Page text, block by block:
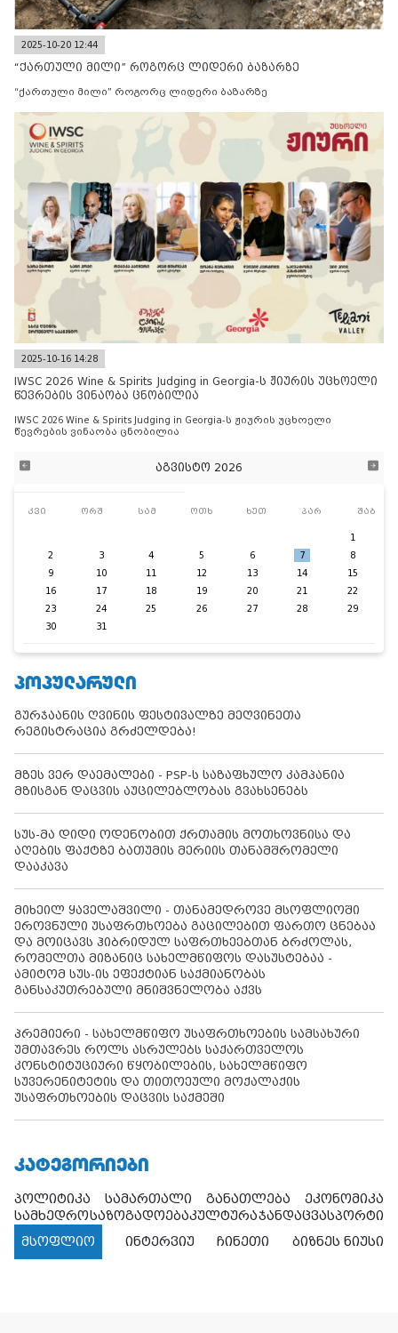
2025-10-20 12:44
“ქართული მილი” როგორც ლიდერი ბაზარზე
“ქართული მილი” როგორც ლიდერი ბაზარზე
2025-10-16 14:28
IWSC 2026 Wine & Spirits Judging in Georgia-ს ჟიურის უცხოელი
წევრების ვინაობა ცნობილია
IWSC 2026 Wine & Spirits Judging in Georgia-ს ჟიურის უცხოელი
წევრების ვინაობა ცნობილია
აგვისტო 2026
კვი ორშ სამ ოთხ ხუთ პარ შაბ
1
2
3 4 5 6 7
8
9
10 11 12 13 14
15
16
17 18 19 20 21
22
23
24 25 26 27 28
29
30
31
ᲞᲝᲞᲣᲚᲐᲠᲣᲚᲘ
გურჯაანის ღვინის ფესტივალზე მეღვინეთა
რეგისტრაცია გრძელდება!
მზეს ვერ დაემალები - PSP-ს საზაფხულო კამპანია
მზისგან დაცვის აუცილებლობას გვახსენებს
სუს-მა დიდი ოდენობით ქრთამის მოთხოვნისა და
აღების ფაქტზე ბათუმის მერიის თანამშრომელი
დააკავა
მიხეილ ყაველაშვილი - თანამედროვე მსოფლიოში
ეროვნული უსაფრთხოება გაცილებით ფართო ცნებაა
და მოიცავს ჰიბრიდულ საფრთხეებთან ბრძოლას,
რომელთა მიზანიც სახელმწიფოს დასუსტებაა -
ამიტომ სუს-ის ეფექტიან საქმიანობას
განსაკუთრებული მნიშვნელობა აქვს
პრემიერი - სახელმწიფო უსაფრთხოების სამსახური
უმთავრეს როლს ასრულებს საქართველოს
კონსტიტუციური წყობილების, სახელმწიფო
სუვერენიტეტის და თითოეული მოქალაქის
უსაფრთხოების დაცვის საქმეში
ᲙᲐᲢᲔᲒᲝᲠᲘᲔᲑᲘ
პოლიტიკა სამართალი განათლება
ეკონომიკა
სამხედროსაზოგადოებაკულტურაჯანდაცვასპორტი
მსოფლიო
ინტერვიუ ჩინეთი ბიზნეს ნიუსი